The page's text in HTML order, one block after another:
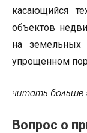
касающийся
объектов
на земельных
упрощенном
читать больше
Вопрос о